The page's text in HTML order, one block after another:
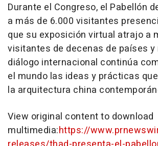
Durante el Congreso, el Pabellón
a más de 6.000 visitantes
que su exposición virtual atrajo a
visitantes de decenas de países y
diálogo internacional continúa
el mundo las ideas y prácticas
la arquitectura china
View original content to download
multimedia:https://